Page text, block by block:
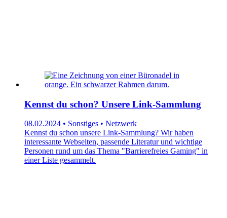
Kennst du schon? Unsere Link-Sammlung
08.02.2024 • Sonstiges • Netzwerk
Kennst du schon unsere Link-Sammlung? Wir haben
interessante Webseiten, passende Literatur und wichtige
Personen rund um das Thema "Barrierefreies Gaming" in
einer Liste gesammelt.